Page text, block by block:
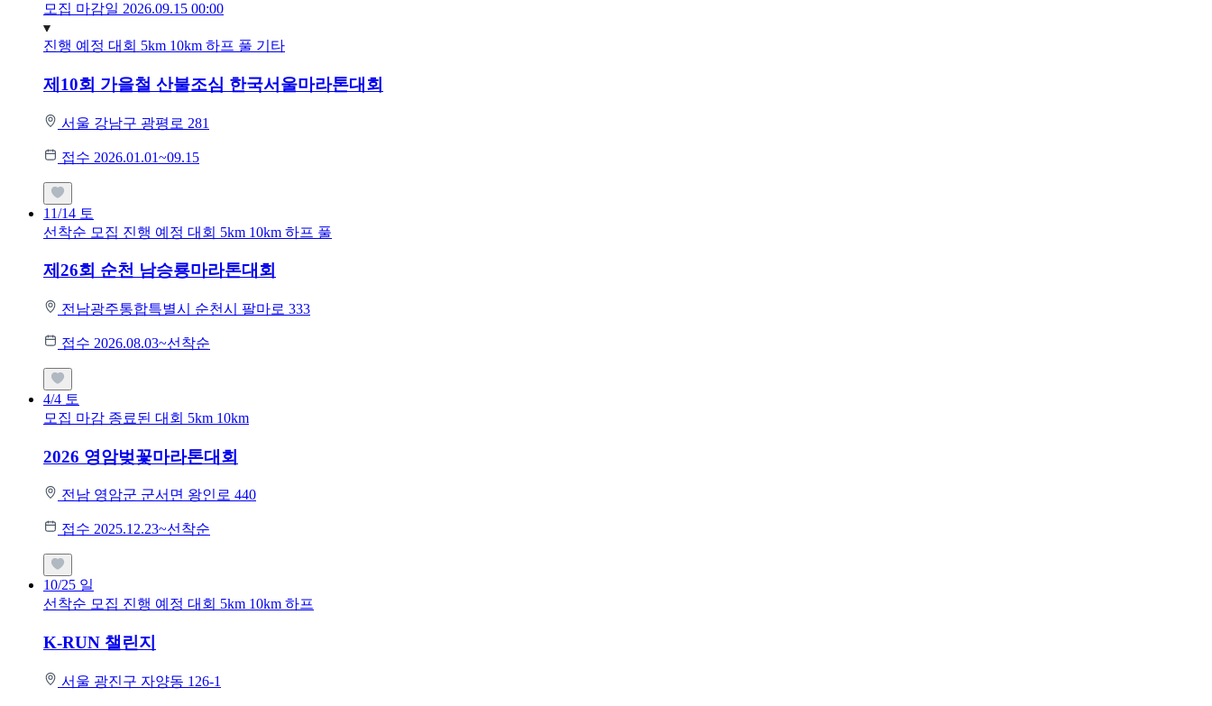
모집 마감일 2026.09.15 00:00
진행 예정 대회 5km 10km 하프 풀 기타
제10회 가을철 산불조심 한국서울마라톤대회
서울 강남구 광평로 281
접수 2026.01.01~09.15
11/14 토
선착순 모집 진행 예정 대회 5km 10km 하프 풀
제26회 순천 남승룡마라톤대회
전남광주통합특별시 순천시 팔마로 333
접수 2026.08.03~선착순
4/4 토
모집 마감 종료된 대회 5km 10km
2026 영암벚꽃마라톤대회
전남 영암군 군서면 왕인로 440
접수 2025.12.23~선착순
10/25 일
선착순 모집 진행 예정 대회 5km 10km 하프
K-RUN 챌린지
서울 광진구 자양동 126-1